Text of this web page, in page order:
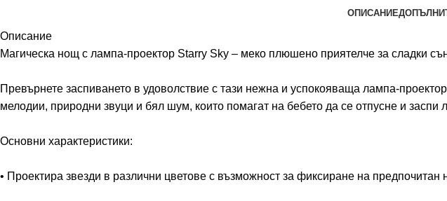
ОПИСАНИЕ
Описание
Магическа нощ с лампа-проектор Starry Sky – меко плюшено приятелче за сладки
Превърнете заспиването в удоволствие с тази нежна и успокояваща лампа-
мелодии, природни звуци и бял шум, които помагат на бебето да се отпусне и заспи
Основни характеристики:
• Проектира звезди в различни цветове с възможност за фиксиране на предпочитан